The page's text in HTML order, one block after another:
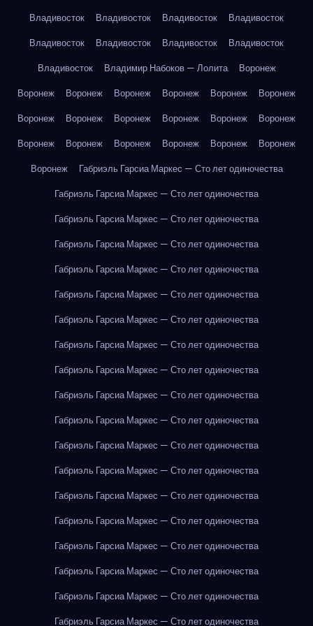
Владивосток Владивосток Владивосток
Владивосток
Владивосток
Владивосток Владивосток
Владивосток
Владивосток
Владимир Набоков — Лолита
Воронеж
Воронеж
Воронеж Воронеж Воронеж Воронеж
Воронеж
Воронеж
Воронеж Воронеж Воронеж Воронеж
Воронеж
Воронеж
Воронеж Воронеж Воронеж Воронеж
Воронеж
Воронеж
Габриэль Гарсиа Маркес — Сто лет одиночества
Габриэль Гарсиа Маркес — Сто лет одиночества
Габриэль Гарсиа Маркес — Сто лет одиночества
Габриэль Гарсиа Маркес — Сто лет одиночества
Габриэль Гарсиа Маркес — Сто лет одиночества
Габриэль Гарсиа Маркес — Сто лет одиночества
Габриэль Гарсиа Маркес — Сто лет одиночества
Габриэль Гарсиа Маркес — Сто лет одиночества
Габриэль Гарсиа Маркес — Сто лет одиночества
Габриэль Гарсиа Маркес — Сто лет одиночества
Габриэль Гарсиа Маркес — Сто лет одиночества
Габриэль Гарсиа Маркес — Сто лет одиночества
Габриэль Гарсиа Маркес — Сто лет одиночества
Габриэль Гарсиа Маркес — Сто лет одиночества
Габриэль Гарсиа Маркес — Сто лет одиночества
Габриэль Гарсиа Маркес — Сто лет одиночества
Габриэль Гарсиа Маркес — Сто лет одиночества
Габриэль Гарсиа Маркес — Сто лет одиночества
Габриэль Гарсиа Маркес — Сто лет одиночества